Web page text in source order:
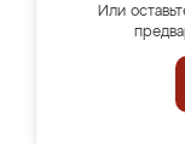
Или